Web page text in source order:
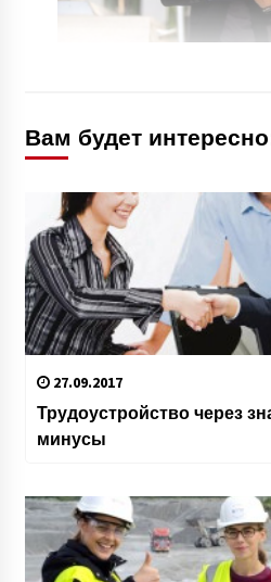
Вам будет
27.09.2017
Трудоустройство через
минусы